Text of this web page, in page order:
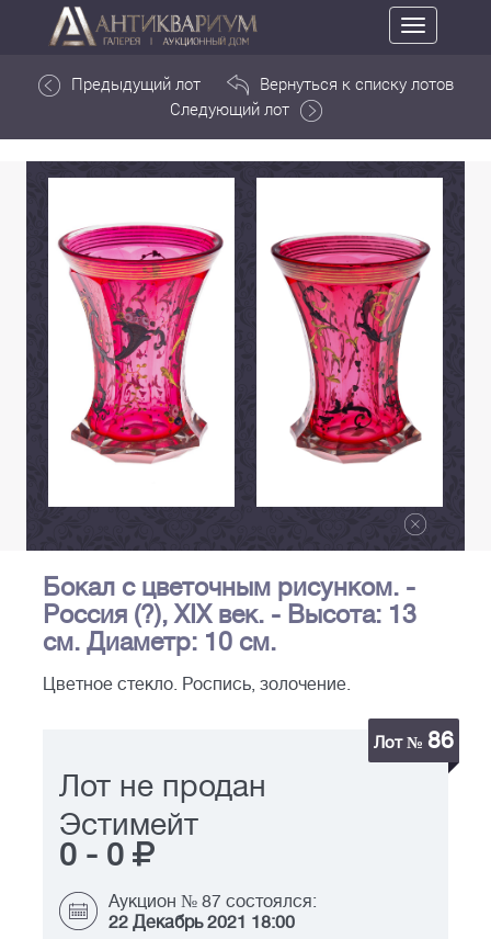
Toggle
navigation
Предыдущий лот
Вернуться к списку лотов
Следующий лот
Бокал с цветочным рисунком. -
Россия (?), XIX век. - Высота: 13
см. Диаметр: 10 см.
Цветное стекло. Роспись, золочение.
Лот № 86
Лот не продан
Эстимейт
0 - 0
Аукцион № 87 состоялся:
22 Декабрь 2021 18:00